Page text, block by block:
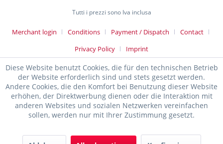
Tutti i prezzi sono Iva inclusa
Merchant login Conditions Payment / Dispatch
Contact
Privacy Policy
Imprint
Diese Website benutzt Cookies, die für den technischen Betrieb
der Website erforderlich sind und stets gesetzt werden.
Andere Cookies, die den Komfort bei Benutzung dieser Website
erhöhen, der Direktwerbung dienen oder die Interaktion mit
anderen Websites und sozialen Netzwerken vereinfachen
sollen, werden nur mit Ihrer Zustimmung gesetzt.